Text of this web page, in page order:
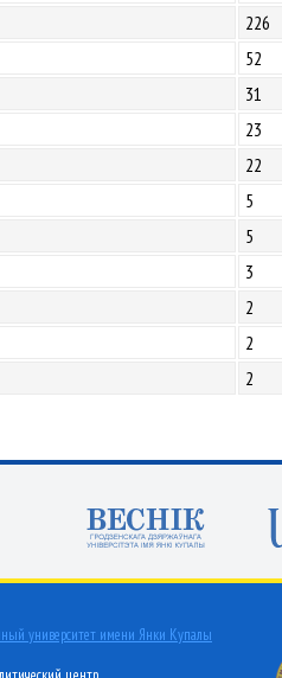
226
52
31
23
22
5
5
3
2
2
2
университет имени Янки Купалы